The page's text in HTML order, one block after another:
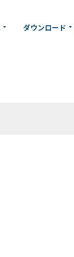
arrow_drop_down ダウンロード arrow_drop_down